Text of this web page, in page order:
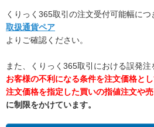
くりっく365取引の注文受付可能幅につ
取扱通貨ペア
よりご確認ください。
また、くりっく365取引における誤発注
お客様の不利になる条件を注文価格と
注文価格を指定した買いの指値注文や売
に制限をかけています。